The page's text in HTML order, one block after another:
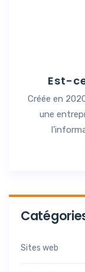
Est-
Créée en
une
Sites web